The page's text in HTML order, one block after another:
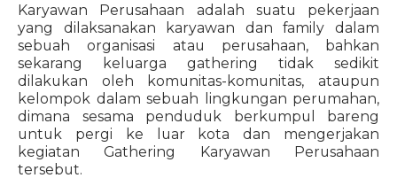
Karyawan Perusahaan adalah suatu pekerjaan
yang dilaksanakan karyawan dan family dalam
sebuah organisasi atau perusahaan, bahkan
sekarang keluarga gathering tidak sedikit
dilakukan oleh komunitas-komunitas, ataupun
kelompok dalam sebuah lingkungan perumahan,
dimana sesama penduduk berkumpul bareng
untuk pergi ke luar kota dan mengerjakan
kegiatan Gathering Karyawan Perusahaan
tersebut.